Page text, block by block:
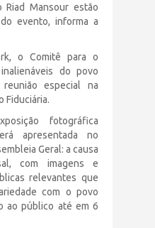
Riad Mansour estão
evento, informa a
o Comitê para o
do povo
especial na
Fiduciária.
fotográfica
apresentada no
Geral: a causa
com imagens e
relevantes que
com o povo
ao público até em 6